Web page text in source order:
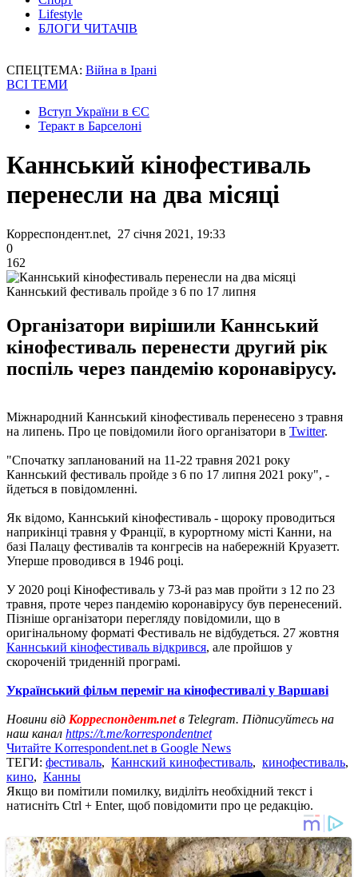
Lifestyle
БЛОГИ ЧИТАЧІВ
СПЕЦТЕМА: Війна в Ірані
ВСІ ТЕМИ
Вступ України в ЄС
Теракт в Барселоні
Каннський кінофестиваль
перенесли на два місяці
Корреспондент.net, 27 січня 2021, 19:33
0
162
Каннський фестиваль пройде з 6 по 17 липня
Організатори вирішили Каннський
кінофестиваль перенести другий рік
поспіль через пандемію коронавірусу.
Міжнародний Каннський кінофестиваль перенесено з травня
на липень. Про це повідомили його організатори в Twitter.
"Спочатку запланований на 11-22 травня 2021 року
Каннський фестиваль пройде з 6 по 17 липня 2021 року", -
йдеться в повідомленні.
Як відомо, Каннський кінофестиваль - щороку проводиться
наприкінці травня у Франції, в курортному місті Канни, на
базі Палацу фестивалів та конгресів на набережній Круазетт.
Уперше проводився в 1946 році.
У 2020 році Кінофестиваль у 73-й раз мав пройти з 12 по 23
травня, проте через пандемію коронавірусу був перенесений.
Пізніше організатори перегляду повідомили, що в
оригінальному форматі Фестиваль не відбудеться. 27 жовтня
Каннський кінофестиваль відкрився, але пройшов у
скороченій триденній програмі.
Український фільм переміг на кінофестивалі у Варшаві
Новини від Корреспондент.netв Telegram. Підписуйтесь на
наш канал https://t.me/korrespondentnet
Читайте Korrespondent.net в Google News
ТЕГИ: фестиваль, Каннский кинофестиваль, кинофестиваль,
кино, Канны
Якщо ви помітили помилку, виділіть необхідний текст і
натисніть Ctrl + Enter, щоб повідомити про це редакцію.